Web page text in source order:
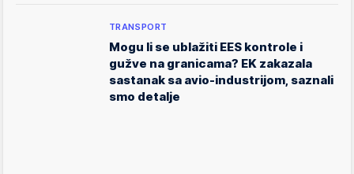
TRANSPORT
Mogu li se ublažiti EES kontrole i
gužve na granicama? EK zakazala
sastanak sa avio-industrijom, saznali
smo detalje